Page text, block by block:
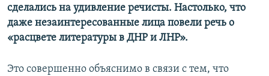
сделались на удивление речисты. Настолько, что
даже незаинтересованные лица повели речь о
«расцвете литературы в ДНР и ЛНР».
Это совершенно объяснимо в связи с тем, что